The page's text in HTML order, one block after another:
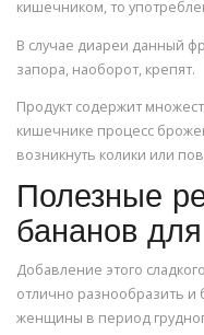
кишечником, то
В случае диареи данный
запора, наоборот, крепят.
Продукт содержит
кишечнике процесс
возникнуть колики или
Полезные
бананов
Добавление этого
отлично разнообразить
женщины в период